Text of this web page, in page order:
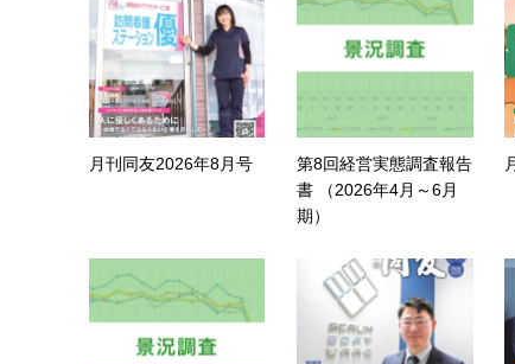
月刊同友2026年8月号
第8回経営実態調査報告
書 （2026年4月～6月
期）